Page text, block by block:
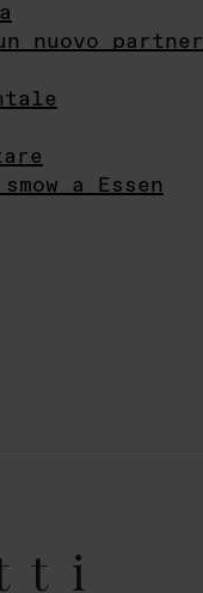
nuovo partner
a Essen